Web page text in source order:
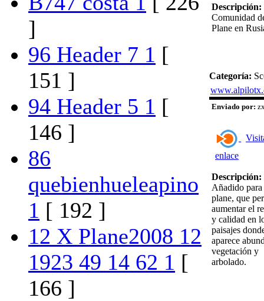
]
96 Header 7 1 [
151 ]
94 Header 5 1 [
146 ]
86
quebienhueleapino
1 [ 192 ]
12 X Plane2008 12
1923 49 14 62 1 [
166 ]
Descripción:
Comunidad
Plane en
Categoría:
Enviado por:
enlace
Descripción:
Añadido
plane, que
aumentar el
y calidad en
paisajes
aparece
vegetación y
arbolado.